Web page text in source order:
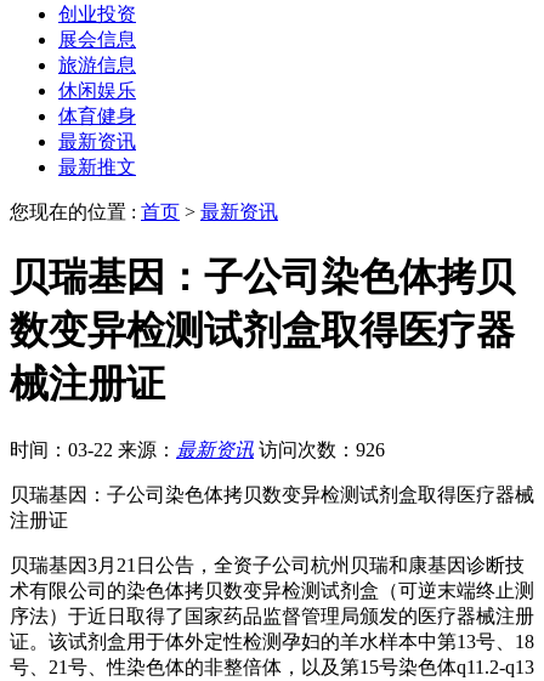
创业投资
展会信息
旅游信息
休闲娱乐
体育健身
最新资讯
最新推文
您现在的位置 : 首页 > 最新资讯
贝瑞基因：子公司染色体拷贝
数变异检测试剂盒取得医疗器
械注册证
时间：03-22 来源： 最新资讯 访问次数：926
贝瑞基因：子公司染色体拷贝数变异检测试剂盒取得医疗器械
注册证
贝瑞基因3月21日公告，全资子公司杭州贝瑞和康基因诊断技
术有限公司的染色体拷贝数变异检测试剂盒（可逆末端终止测
序法）于近日取得了国家药品监督管理局颁发的医疗器械注册
证。该试剂盒用于体外定性检测孕妇的羊水样本中第13号、18
号、21号、性染色体的非整倍体，以及第15号染色体q11.2-q13